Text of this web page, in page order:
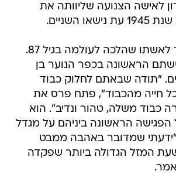
לאישה הצנועה שליוותה את
השניים.
הנשיא פרס ספד לאשתו שהלכה לעולמה בגיל 87.
הראשונה בכפר הנוער בן
לפני 73 שנים. "תודה שבאתם לחלוק כבוד
חייה מהכבוד", פתח פרס את
כבוד משלה, טהור ונדיב". הוא
הפגישה הראשונה ביניהם על מגדל
שמדובר באהבה ממבט
המזל הגדולה ביותר שפקדה